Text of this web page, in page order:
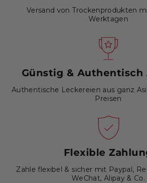
Versand von Trockenprodukten
Werktagen
Günstig & Authentisch
Authentische Leckereien aus ganz
Preisen
Flexible
Zahle flexibel & sicher mit Paypal,
WeChat, Alipay & Co.